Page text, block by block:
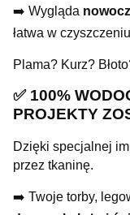
➡️ Wygląda
łatwa w
Plama? Kurz?
✅ 100%
PROJEKTY
Dzięki specjalnej
przez tkaninę.
➡️ Twoje torby,